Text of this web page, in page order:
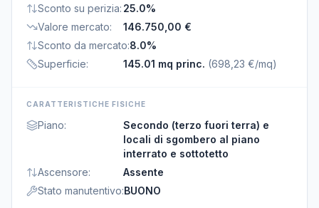
Sconto su perizia: 25.0%
Valore mercato:
146.750,00 €
Sconto da mercato:8.0%
Superficie: 145.01 mq princ. (698,23 €/mq)
CARATTERISTICHE FISICHE
Piano:
Secondo (terzo fuori terra) e
locali di sgombero al piano
interrato e sottotetto
Ascensore:
Assente
Stato manutentivo:BUONO